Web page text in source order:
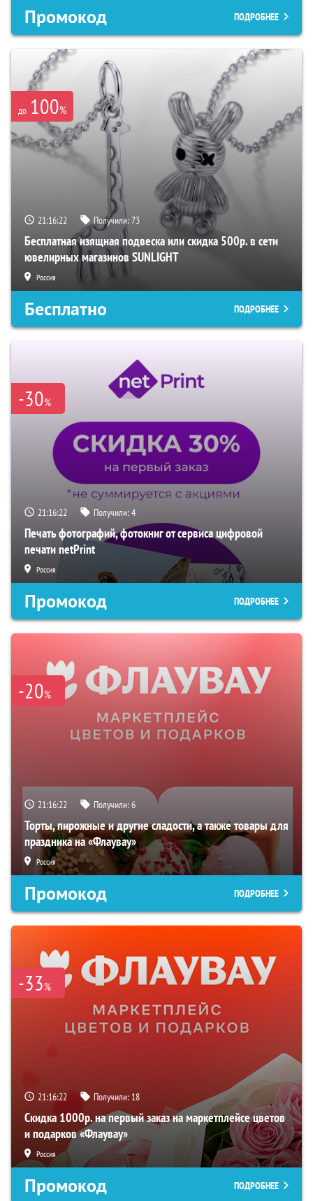
Промокод ПОДРОБНЕЕ
до 100%
21:16:21 Получили:73
Бесплатная изящная подвеска или скидка 500р. в сети
ювелирных магазинов SUNLIGHT
Россия
Бесплатно ПОДРОБНЕЕ
-30%
21:16:21 Получили:4
Печать фотографий, фотокниг от сервиса цифровой
печати netPrint
Россия
Промокод ПОДРОБНЕЕ
-20%
21:16:21 Получили:6
Торты, пирожные и другие сладости, а также товары для
праздника на «Флаувау»
Россия
Промокод ПОДРОБНЕЕ
-33%
21:16:21 Получили: 18
Скидка 1000р. на первый заказ на маркетплейсе цветов
и подарков «Флаувау»
Россия
Промокод ПОДРОБНЕЕ